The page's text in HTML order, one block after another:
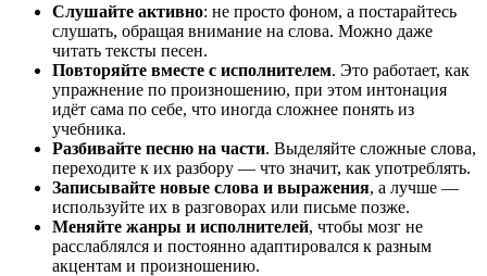
Слушайте активно: не просто фоном, а постарайтесь
слушать, обращая внимание на слова. Можно даже
читать тексты песен.
Повторяйте вместе с исполнителем. Это работает, как
упражнение по произношению, при этом интонация
идёт сама по себе, что иногда сложнее понять из
учебника.
Разбивайте песню на части. Выделяйте сложные слова,
переходите к их разбору — что значит, как употреблять.
Записывайте новые слова и выражения, а лучше —
используйте их в разговорах или письме позже.
Меняйте жанры и исполнителей, чтобы мозг не
расслаблялся и постоянно адаптировался к разным
акцентам и произношению.